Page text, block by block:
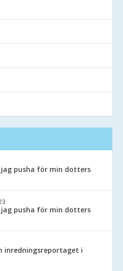
pusha för min dotters
pusha för min dotters
inredningsreportaget i